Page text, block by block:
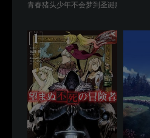
青春猪头少年不会梦到圣诞服女郎